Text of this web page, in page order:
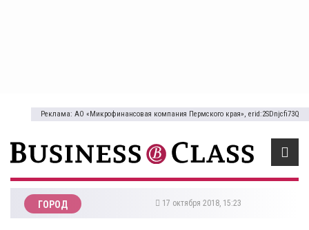
Реклама: АО «Микрофинансовая компания Пермского края», erid:2SDnjcfi73Q
ГОРОД 17 октября 2018, 15:23